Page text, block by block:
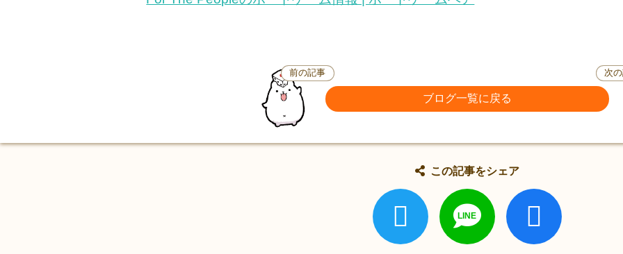
前の記事
ブログ一覧に戻る
次
この記事をシェア